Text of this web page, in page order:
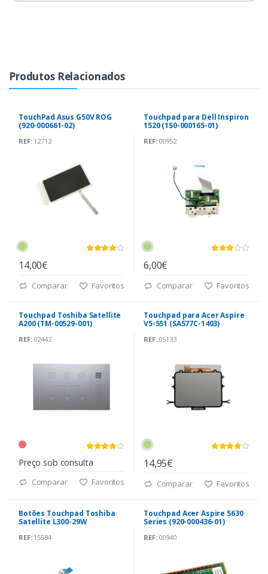
Produtos Relacionados
TouchPad Asus G50V ROG
(920-000661-02)
REF:12712
14,00€
Comparar Favoritos
Touchpad para Dell Inspiron
1520 (150-000165-01)
REF:00952
6,00€
Comparar Favoritos
Touchpad Toshiba Satellite
A200 (TM-00529-001)
REF:02442
Preço sob consulta
Comparar Favoritos
Touchpad para Acer Aspire
V5-551 (SA577C-1403)
REF:05133
14,95€
Comparar Favoritos
Botões Touchpad Toshiba
Satellite L300-29W
REF:15584
Touchpad Acer Aspire 5630
Series (920-000436-01)
REF:00940